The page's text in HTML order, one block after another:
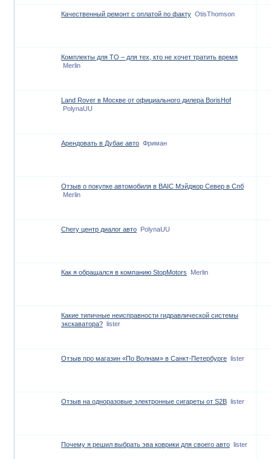
Качественный ремонт с оплатой по факту OtisThomson
Комплекты для ТО – для тех, кто не хочет тратить время
Merlin
Land Rover в Москве от официального дилера BorisHof
PolynaUU
Арендовать в Дубае авто Фриман
Отзыв о покупке автомобиля в BAIC Мэйджор Север в Спб
Merlin
Chery центр диалог авто PolynaUU
Как я обращался в компанию StopMotors Merlin
Какие типичные неисправности гидравлической системы
экскаватора? lister
Отзыв про магазин «По Волнам» в Санкт-Петербурге lister
Отзыв на одноразовые электронные сигареты от S2B lister
Почему я решил выбрать эва коврики для своего авто lister